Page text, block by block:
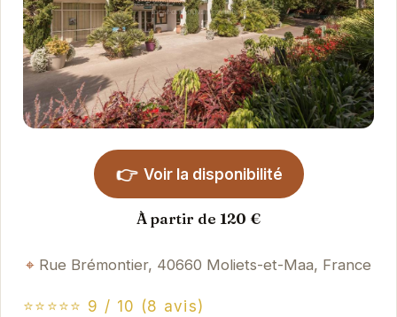
👉 Voir la disponibilité
À partir de 120 €
Rue Brémontier, 40660 Moliets-et-Maa, France
⭐⭐⭐⭐⭐ 9 / 10 (8 avis)